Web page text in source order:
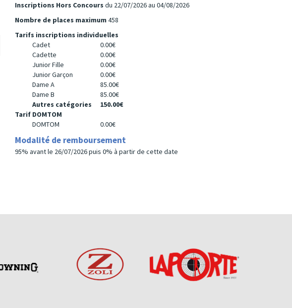
Inscriptions Hors Concours du 22/07/2026 au 04/08/2026
Nombre de places maximum 458
Tarifs inscriptions individuelles
Cadet
0.00€
Cadette
0.00€
Junior Fille
0.00€
Junior Garçon
0.00€
Dame A
85.00€
Dame B
85.00€
Autres catégories
150.00€
Tarif DOMTOM
DOMTOM
0.00€
Modalité de remboursement
95% avant le 26/07/2026 puis 0% à partir de cette date